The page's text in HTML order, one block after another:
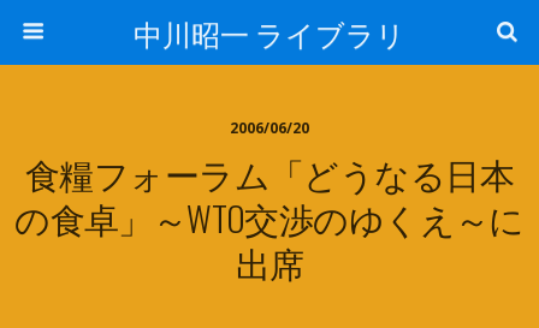
中川昭一 ライブラリ
2006/06/20
食糧フォーラム「どうなる日本
の食卓」～WTO交渉のゆくえ～に
出席